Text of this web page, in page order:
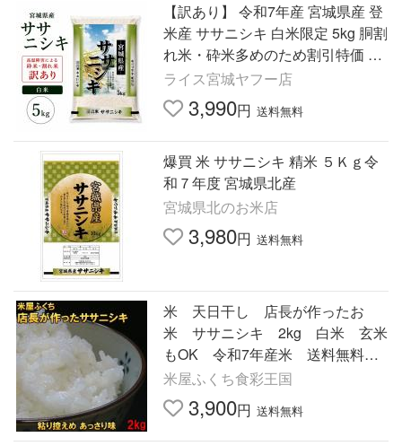
【訳あり】 令和7年産 宮城県産 登
米産 ササニシキ 白米限定 5kg 胴割
れ米・砕米多めのため割引特価 送
料無料 【沖縄県送料別途3,000
円】 爆買
ライス宮城ヤフー店
3,990円 送料無料
爆買 米 ササニシキ 精米 ５Ｋｇ令
和７年度 宮城県北産
宮城県北のお米店
3,980円 送料無料
米 天日干し 店長が作ったお
米 ササニシキ 2kg 白米 玄米
もOK 令和7年産米 送料無料 2
キロ 天日乾燥 岩手県産 発送
日当日精米
米屋ふくち食彩王国
3,900円 送料無料